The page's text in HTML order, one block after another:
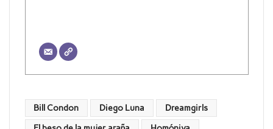
Bill Condon Diego Luna Dreamgirls